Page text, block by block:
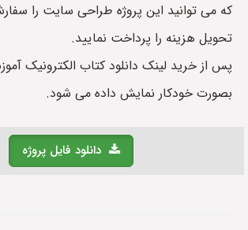
که می توانید این پروژه طراحی سایت را
تحویل هزینه را پرداخت نمایید.
پس از خرید لینک دانلود کتاب الکترونیک
بصورت خودکار نمایش داده می شود.
دانلود فایل پروژه